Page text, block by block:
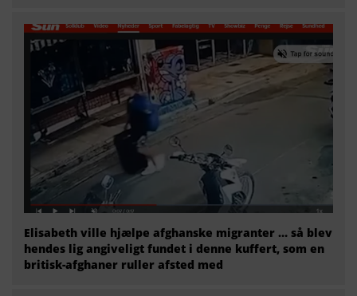
Elisabeth ville hjælpe afghanske migranter … så blev
hendes lig angiveligt fundet i denne kuffert, som en
britisk-afghaner ruller afsted med